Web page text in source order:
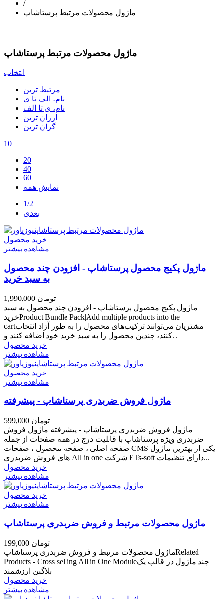
/
ماژول محصولات مرتبط پرستاشاپ
ماژول محصولات مرتبط پرستاشاپ
انتخاب
مرتبط ترین
نام، الف تا ی
نام، ی تا الف
ارزان ترین
گران ترین
10
20
40
60
نمایش همه
1/2
بعدی
خرید محصول
مشاهده بیشتر
ماژول پکیج محصول پرستاشاپ - افزودن چند محصول
به سبد خرید
1,990,000 تومان
ماژول پکیج محصول پرستاشاپ - افزودن چند محصول به سبد
خریدProduct Bundle Pack|Add multiple products into the
cartمشتریان می‌توانند ترکیب‌های محصول را به طور آزاد انتخاب
کنند، چندین محصول را به سبد خرید خود اضافه کنند و...
خرید محصول
مشاهده بیشتر
خرید محصول
مشاهده بیشتر
ماژول فروش ضربدری پرستاشاپ - پیشرفته
599,000 تومان
ماژول فروش ضربدری پرستاشاپ - پیشرفته ماژول فروش
ضربدری ویژه پرستاشاپ با قابلیت درج در همه صفحات از جمله
صفحه اصلی ، صفحه محصول ، صفحات CMS یکی از بهترین ماژول
های فروش ضربدری All in one شرکت ETs-soft دارای تنظیمات...
خرید محصول
مشاهده بیشتر
خرید محصول
مشاهده بیشتر
ماژول محصولات مرتبط و فروش ضربدری پرستاشاپ
199,000 تومان
ماژول محصولات مرتبط و فروش ضربدری پرستاشاپRelated
Products - Cross selling All in One Moduleچند ماژول در قالب یک
پلاگین ارزشمند
خرید محصول
مشاهده بیشتر